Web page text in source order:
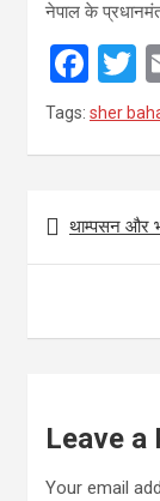
नेपाल के
F
a
o
o
T
Tags: sher
थाम्पसन और
Leave a
Your email